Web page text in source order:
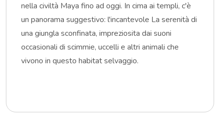
nella civiltà Maya fino ad oggi. In cima ai templi, c'è
un panorama suggestivo: l'incantevole La serenità di
una giungla sconfinata, impreziosita dai suoni
occasionali di scimmie, uccelli e altri animali che
vivono in questo habitat selvaggio.